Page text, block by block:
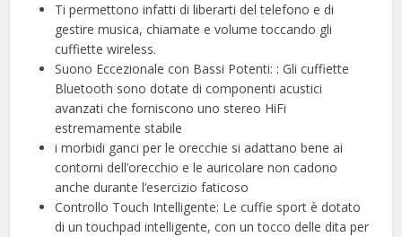
Ti permettono infatti di liberarti del telefono e di
gestire musica, chiamate e volume toccando gli
cuffiette wireless.
Suono Eccezionale con Bassi Potenti: : Gli cuffiette
Bluetooth sono dotate di componenti acustici
avanzati che forniscono uno stereo HiFi
estremamente stabile
i morbidi ganci per le orecchie si adattano bene ai
contorni dell’orecchio e le auricolare non cadono
anche durante l’esercizio faticoso
Controllo Touch Intelligente: Le cuffie sport è dotato
di un touchpad intelligente, con un tocco delle dita per